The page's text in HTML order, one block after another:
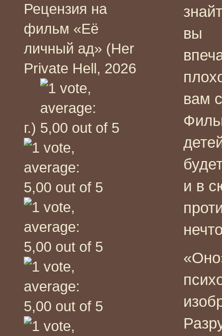
Рецензия на
фильм «Её
личный ад» (Her
Private Hell, 2026
г.)
вы
вам
и в